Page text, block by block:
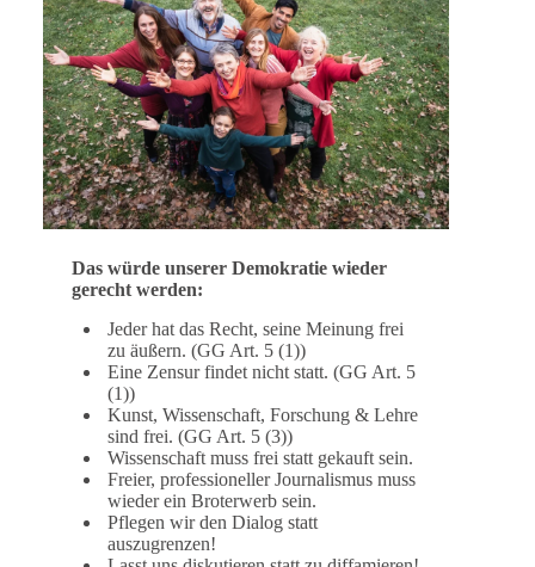
Das würde unserer Demokratie wieder
gerecht werden:
Jeder hat das Recht, seine Meinung frei
zu äußern. (GG Art. 5 (1))
Eine Zensur findet nicht statt. (GG Art. 5
(1))
Kunst, Wissenschaft, Forschung & Lehre
sind frei. (GG Art. 5 (3))
Wissenschaft muss frei statt gekauft sein.
Freier, professioneller Journalismus muss
wieder ein Broterwerb sein.
Pflegen wir den Dialog statt
auszugrenzen!